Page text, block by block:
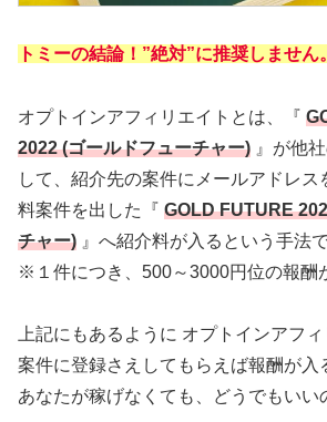
トミーの結論！”絶対”に推奨しません。
オプトインアフィリエイトとは、『
2022 (ゴールドフューチャー) 』が他
して、紹介先の案件にメールアドレ
料案件を出した『 GOLD FUTURE
チャー) 』へ紹介料が入るという手法で
※１件につき、500～3000円位の報酬
上記にもあるように オプトインアフ
案件に登録さえしてもらえば報酬が入
あなたが稼げなくても、どうでもいい